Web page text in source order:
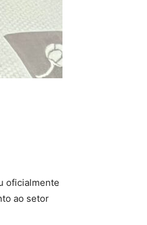
oficialmente
ao setor